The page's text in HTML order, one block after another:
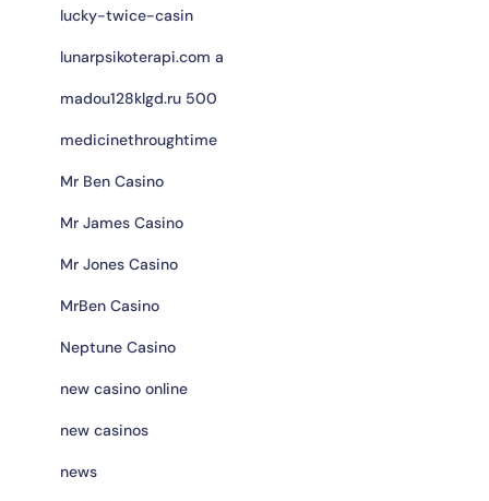
lucky-twice-casin
lunarpsikoterapi.com a
madou128klgd.ru 500
medicinethroughtime
Mr Ben Casino
Mr James Casino
Mr Jones Casino
MrBen Casino
Neptune Casino
new casino online
new casinos
news